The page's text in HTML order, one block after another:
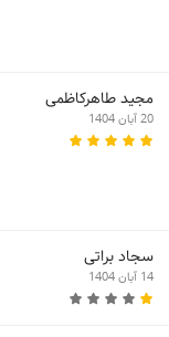
مجید طاهرکاظمی
20 آبان 1404
سجاد براتی
14 آبان 1404